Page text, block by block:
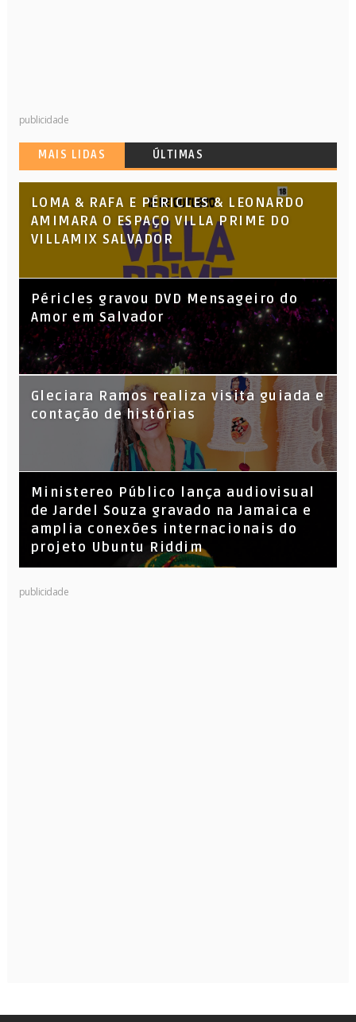
publicidade
MAIS LIDAS ÚLTIMAS
LOMA & RAFA E PÉRICLES & LEONARDO
AMIMARA O ESPAÇO VILLA PRIME DO
VILLAMIX SALVADOR
Péricles gravou DVD Mensageiro do
Amor em Salvador
KL Jay (Racionais MC’s), DJ Raíz e DJ
Leandro Vitrola na BIGSHAKE 14
Gleciara Ramos realiza visita guiada e
contação de histórias
​Ministereo Público lança audiovisual
de Jardel Souza gravado na Jamaica e
amplia conexões internacionais do
projeto Ubuntu Riddim
publicidade